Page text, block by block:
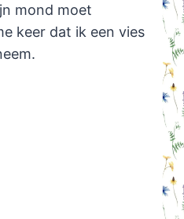
mond moet
keer dat ik een vies